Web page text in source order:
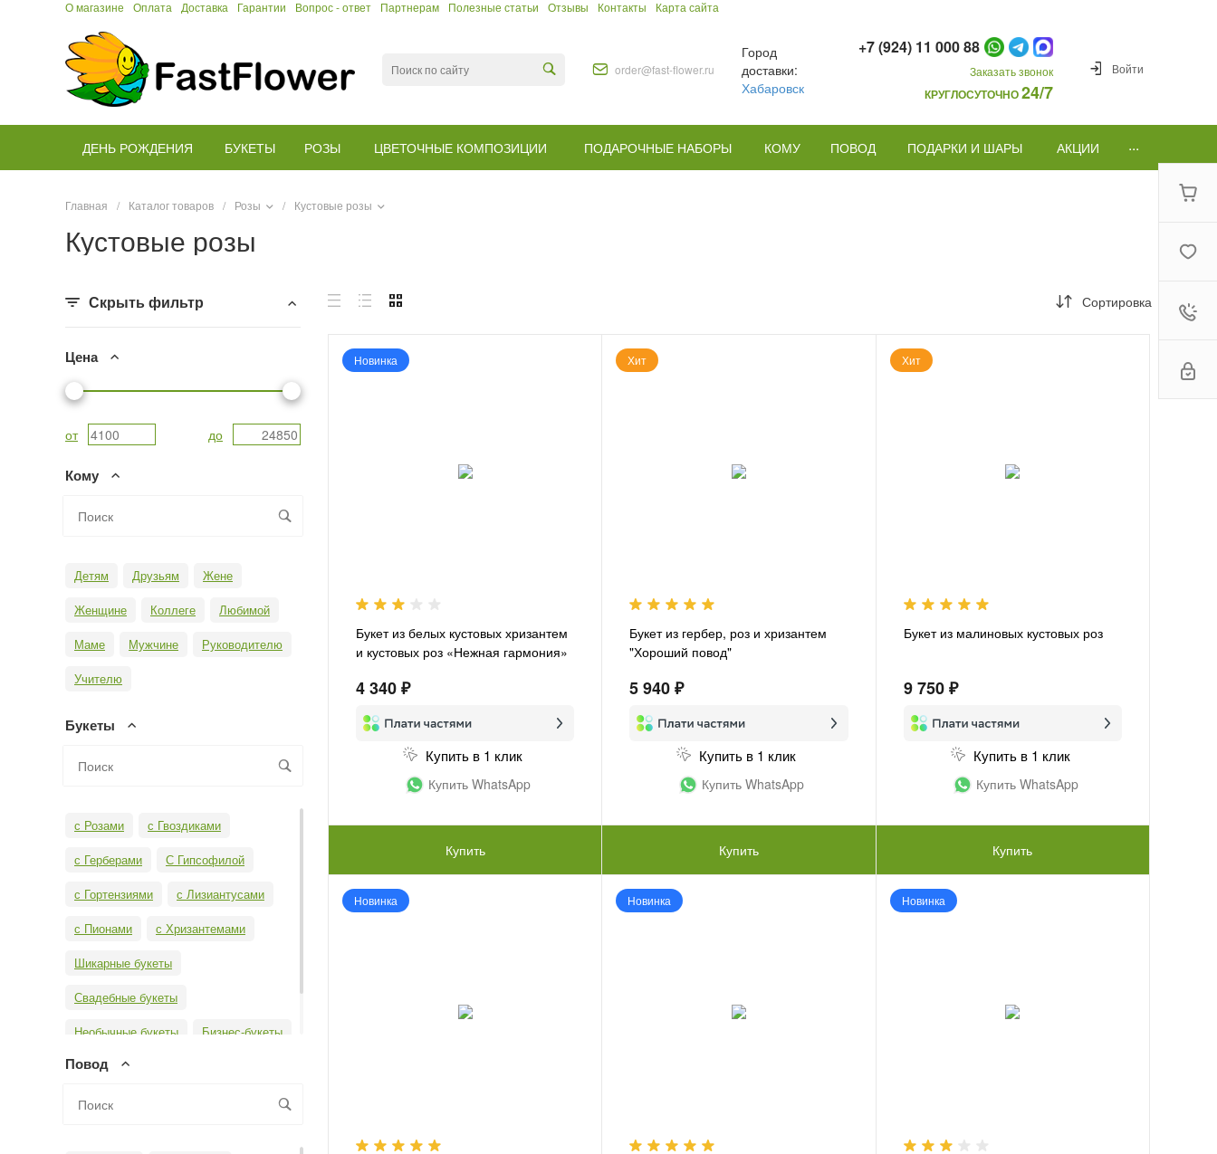
О магазине Оплата Доставка Гарантии Вопрос - ответ Партнерам Полезные статьи Отзывы Контакты Карта сайта
order@fast-flower.ru
Город
доставки:
Хабаровск
+7 (924) 11 000 88
Заказать звонок
КРУГЛОСУТОЧНО24/7
Войти
ДЕНЬ РОЖДЕНИЯ БУКЕТЫ РОЗЫ ЦВЕТОЧНЫЕ КОМПОЗИЦИИ ПОДАРОЧНЫЕ НАБОРЫ КОМУ ПОВОД ПОДАРКИ И ШАРЫ АКЦИИ ...
Главная / Каталог товаров / Розы / Кустовые розы
Кустовые розы
Скрыть фильтр
Цена
от до
Кому
Детям Друзьям
Жене
Женщине
Коллеге
Любимой
Маме
Мужчине
Руководителю
Учителю
Букеты
с Розами
с Гвоздиками
с Герберами
С Гипсофилой
с Гортензиями
с Лизиантусами
с Пионами
с Хризантемами
Шикарные букеты
Свадебные букеты
Необычные букеты
Бизнес-букеты
Монобукеты
Повод
Сортировка
Новинка
Букет из белых кустовых хризантем
и кустовых роз «Нежная гармония»
4 340 ₽
Купить в 1 клик
Купить WhatsApp
Купить
Хит
Букет из гербер, роз и хризантем
"Хороший повод"
5 940 ₽
Купить в 1 клик
Купить WhatsApp
Купить
Хит
Букет из малиновых кустовых роз
9 750 ₽
Купить в 1 клик
Купить WhatsApp
Купить
Новинка Новинка Новинка